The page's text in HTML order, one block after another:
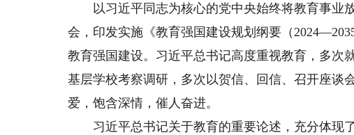
以习近平同志为核心的党中央始终将教育事业
会，印发实施《教育强国建设规划纲要（
教育强国建设。习近平总书记高度重视教育，多次
基层学校考察调研，多次以贺信、回信、召开座
爱，饱含深情，催人奋进。
习近平总书记关于教育的重要论述，充分体现